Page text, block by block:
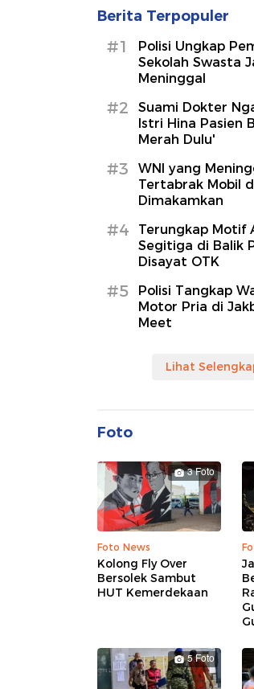
Berita Terpopuler
#1
Polisi Ungkap
Sekolah Swasta
Meninggal
#2
Suami Dokter
Istri Hina Pasien
Merah Dulu'
#3
WNI yang
Tertabrak Mobil
Dimakamkan
#4
Terungkap Motif
Segitiga di Balik
Disayat OTK
#5
Polisi Tangkap
Motor Pria di
Meet
Lihat
Foto
3 Foto
Foto News
Kolong Fly Over
Bersolek Sambut
HUT Kemerdekaan
5 Foto